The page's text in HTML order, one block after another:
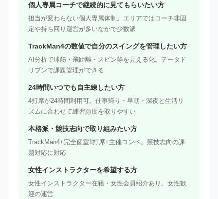
個人専属コーチで継続的に見てもらいたい方
担当が変わらない個人専属体制。エリアではコーチ非固
定や持ち回り運営が多いなかで少数派
TrackMan4の数値で自分のスイングを管理したい方
AI分析で球筋・飛距離・スピン等を見える化。データド
リブンで課題管理ができる
24時間いつでも自主練したい方
4打席が24時間利用可。仕事帰り・早朝・深夜と生活リ
ズムに合わせて練習頻度を取りやすい
本格派・競技志向で取り組みたい方
TrackMan4+完全個室1打席+主催コンペ。競技志向の課
題対応に対応
女性インストラクターを希望する方
女性インストラクター在籍・女性会員紹介あり。女性歓
迎の運営